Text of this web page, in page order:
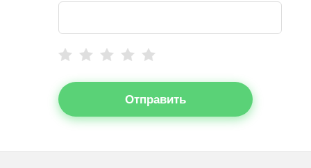
Отправить